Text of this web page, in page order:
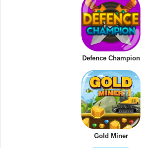
Defence Champion
Gold Miner